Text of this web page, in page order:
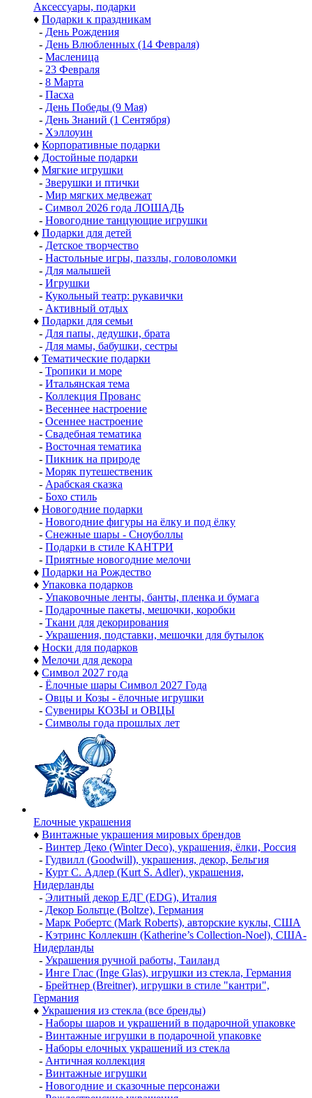
Аксессуары, подарки
♦ Подарки к праздникам
- День Рождения
- День Влюбленных (14 Февраля)
- Масленица
- 23 Февраля
- 8 Марта
- Пасха
- День Победы (9 Мая)
- День Знаний (1 Сентября)
- Хэллоуин
♦ Корпоративные подарки
♦ Достойные подарки
♦ Мягкие игрушки
- Зверушки и птички
- Мир мягких медвежат
- Символ 2026 года ЛОШАДЬ
- Новогодние танцующие игрушки
♦ Подарки для детей
- Детское творчество
- Настольные игры, паззлы, головоломки
- Для малышей
- Игрушки
- Кукольный театр: рукавички
- Активный отдых
♦ Подарки для семьи
- Для папы, дедушки, брата
- Для мамы, бабушки, сестры
♦ Тематические подарки
- Тропики и море
- Итальянская тема
- Коллекция Прованс
- Весеннее настроение
- Осеннее настроение
- Свадебная тематика
- Восточная тематика
- Пикник на природе
- Моряк путешественик
- Арабская сказка
- Бохо стиль
♦ Новогодние подарки
- Новогодние фигуры на ёлку и под ёлку
- Снежные шары - Сноуболлы
- Подарки в стиле КАНТРИ
- Приятные новогодние мелочи
♦ Подарки на Рождество
♦ Упаковка подарков
- Упаковочные ленты, банты, пленка и бумага
- Подарочные пакеты, мешочки, коробки
- Ткани для декорирования
- Украшения, подставки, мешочки для бутылок
♦ Носки для подарков
♦ Мелочи для декора
♦ Символ 2027 года
- Ёлочные шары Символ 2027 Года
- Овцы и Козы - ёлочные игрушки
- Сувениры КОЗЫ и ОВЦЫ
- Символы года прошлых лет
Елочные украшения
♦ Винтажные украшения мировых брендов
- Винтер Деко (Winter Deco), украшения, ёлки, Россия
- Гудвилл (Goodwill), украшения, декор, Бельгия
- Курт С. Адлер (Kurt S. Adler), украшения,
Нидерланды
- Элитный декор ЕДГ (EDG), Италия
- Декор Больтце (Boltze), Германия
- Марк Робертс (Mark Roberts), авторские куклы, США
- Кэтринс Коллекшн (Katherine’s Collection-Noel), США-
Нидерланды
- Украшения ручной работы, Таиланд
- Инге Глас (Inge Glas), игрушки из стекла, Германия
- Брейтнер (Breitner), игрушки в стиле "кантри",
Германия
♦ Украшения из стекла (все бренды)
- Наборы шаров и украшений в подарочной упаковке
- Винтажные игрушки в подарочной упаковке
- Наборы елочных украшений из стекла
- Античная коллекция
- Винтажные игрушки
- Новогодние и сказочные персонажи